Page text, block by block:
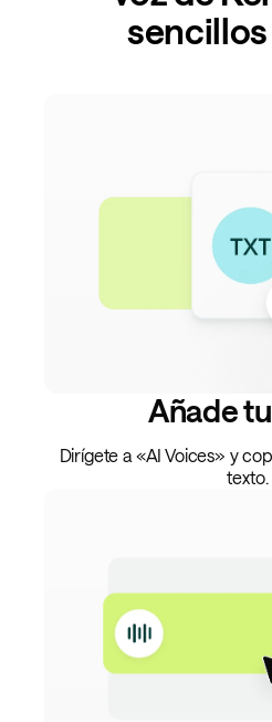
Añade
Dirígete a «AI Voices» y
texto.